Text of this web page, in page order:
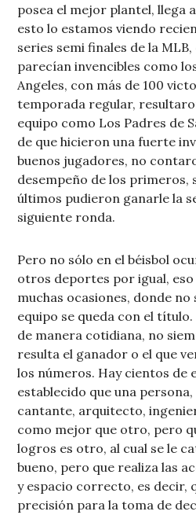
posea el mejor plantel, llega
esto lo estamos viendo
series semi finales de la
parecían invencibles como
Angeles, con más de 100
temporada regular,
equipo como Los Padres de
de que hicieron una fuerte
buenos jugadores, no
desempeño de los primeros,
últimos pudieron ganarle la
siguiente ronda.
Pero no sólo en el béisbol
otros deportes por igual,
muchas ocasiones, donde
equipo se queda con el
de manera cotidiana, no
resulta el ganador o el que
los números. Hay cientos de
establecido que una
cantante, arquitecto,
como mejor que otro, pero
logros es otro, al cual se le
bueno, pero que realiza las
y espacio correcto, es decir,
precisión para la toma de